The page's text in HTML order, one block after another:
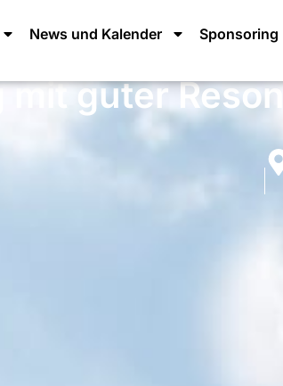
News und Kalender Sponsoring
mit guter